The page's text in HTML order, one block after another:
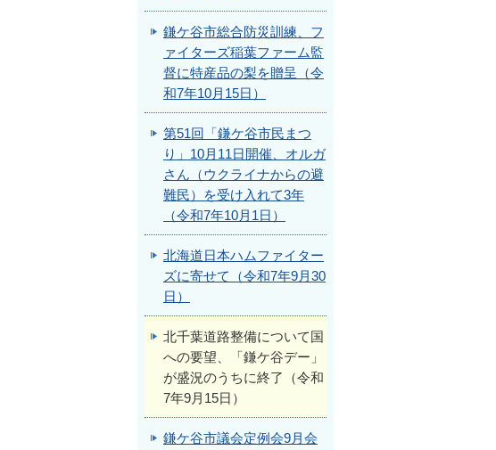
鎌ケ谷市総合防災訓練、フ
ァイターズ稲葉ファーム監
督に特産品の梨を贈呈（令
和7年10月15日）
第51回「鎌ケ谷市民まつ
り」10月11日開催、オルガ
さん（ウクライナからの避
難民）を受け入れて3年
（令和7年10月1日）
北海道日本ハムファイター
ズに寄せて（令和7年9月30
日）
北千葉道路整備について国
への要望、「鎌ケ谷デー」
が盛況のうちに終了（令和
7年9月15日）
鎌ケ谷市議会定例会9月会